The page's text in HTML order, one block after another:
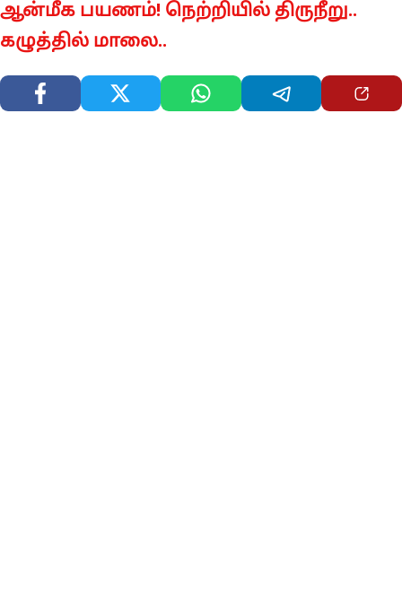
ஆன்மீக பயணம்! நெற்றியில் திருநீறு..
கழுத்தில் மாலை..